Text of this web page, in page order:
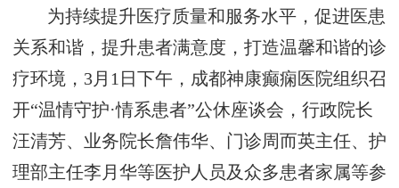
为持续提升医疗质量和服务水平，促进医患
关系和谐，提升患者满意度，打造温馨和谐的诊
疗环境，3月1日下午，成都神康癫痫医院组织召
开“温情守护·情系患者”公休座谈会，行政院长
汪清芳、业务院长詹伟华、门诊周而英主任、护
理部主任李月华等医护人员及众多患者家属等参